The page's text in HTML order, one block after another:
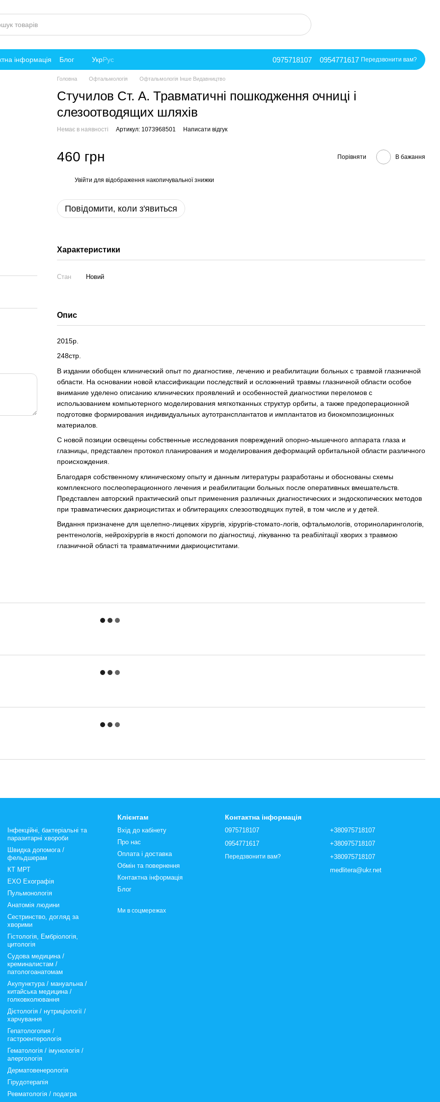
інформація Блог УкрРус 0975718107 0954771617 Передзвонити вам?
Головна Офтальмологія Офтальмологія Інше Видавництво
Стучилов Ст. А. Травматичні пошкодження очниці і
слезоотводящих шляхів
Немає в наявності Артикул: 1073968501 Написати відгук
460 грн Порівняти В бажання
Увійти для відображення накопичувальної знижки
Повідомити, коли з'явиться
Характеристики
Стан Новий
Опис
2015р.
248стр.
В издании обобщен клинический опыт по диагностике, лечению и реабилитации больных с травмой глазничной
области. На основании новой классификации последствий и осложнений травмы глазничной области особое
внимание уделено описанию клинических проявлений и особенностей диагностики переломов с
использованием компьютерного моделирования мягкотканных структур орбиты, а также предоперационной
подготовке формирования индивидуальных аутотрансплантатов и имплантатов из биокомпозиционных
материалов.
С новой позиции освещены собственные исследования повреждений опорно-мышечного аппарата глаза и
глазницы, представлен протокол планирования и моделирования деформаций орбитальной области различного
происхождения.
Благодаря собственному клиническому опыту и данным литературы разработаны и обоснованы схемы
комплексного послеоперационного лечения и реабилитации больных после оперативных вмешательств.
Представлен авторский практический опыт применения различных диагностических и эндоскопических методов
при травматических дакриоциститах и облитерациях слезоотводящих путей, в том числе и у детей.
Видання призначене для щелепно-лицевих хірургів, хірургів-стомато-логів, офтальмологів, оториноларингологів,
рентгенологів, нейрохірургів в якості допомоги по діагностиці, лікуванню та реабілітації хворих з травмою
глазничной області та травматичними дакриоциститами.
Інфекційні, бактеріальні та
паразитарні хвороби
Швидка допомога /
фельдшерам
КТ МРТ
ЕХО Ехографія
Пульмонологія
Анатомія людини
Сестринство, догляд за
хворими
Гістологія, Ембріологія,
цитологія
Судова медицина /
креминалистам /
патологоанатомам
Акупунктура / мануальна /
китайська медицина /
голковколювання
Дієтологія / нутриціології /
харчування
Гепатологопия /
гастроентерологія
Гематологія / імунологія /
алергологія
Дерматовенерологія
Гірудотерапія
Ревматологія / подагра
Клієнтам
Вхід до кабінету
Про нас
Оплата і доставка
Обмін та повернення
Контактна інформація
Блог
Ми в соцмережах
Контактна інформація
0975718107
0954771617
Передзвонити вам?
+380975718107
+380975718107
+380975718107
medlitera@ukr.net